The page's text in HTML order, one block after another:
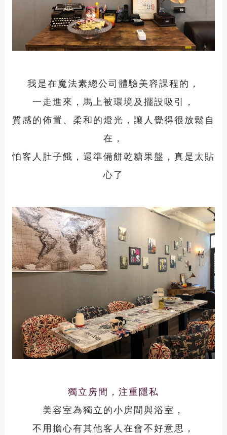
我是在魔法素總公司體驗美容課程的，
一走進來，馬上被環境及擺設吸引，
質感的佈置、柔和的燈光，讓人覺得很放鬆自
在，
怕客人肚子餓，還準備餅乾糖果盤，真是太貼
心了
獨立房間，注重隱私
美容室為獨立的小房間與浴室，
不用擔心有其他客人在會不好意思，